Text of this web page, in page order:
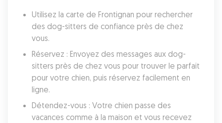
Utilisez la carte de Frontignan pour rechercher
des dog-sitters de confiance près de chez
vous.
Réservez : Envoyez des messages aux dog-
sitters près de chez vous pour trouver le parfait
pour votre chien, puis réservez facilement en
ligne.
Détendez-vous : Votre chien passe des
vacances comme à la maison et vous recevez